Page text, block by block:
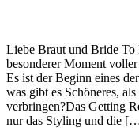
Liebe Braut und Bride
besonderer Moment
Es ist der Beginn eines
was gibt es Schöneres,
verbringen?Das Getting
nur das Styling und die